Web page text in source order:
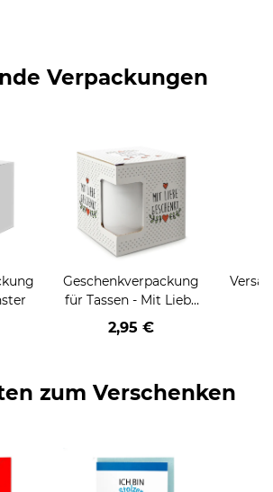
Verpackungen
Geschenkverpackung
für Tassen - Mit Liebe
geschenkt
2,95 €
zum Verschenken